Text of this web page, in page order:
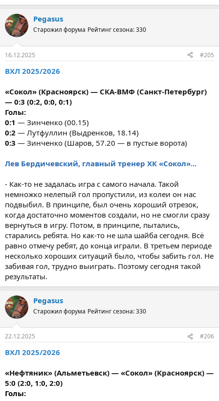
Pegasus
Старожил форума Рейтинг сезона: 330
16.12.2025 #205
ВХЛ 2025/2026
«Сокол» (Красноярск) — СКА-ВМФ (Санкт-Петербург)
— 0:3 (0:2, 0:0, 0:1)
Голы:
0:1 — Зинченко (00.15)
0:2 — Лутфуллин (Выдренков, 18.14)
0:3 — Зинченко (Шаров, 57.20 — в пустые ворота)
Лев Бердичевский, главный тренер ХК «Сокол»...
- Как-то не задалась игра с самого начала. Такой
немножко нелепый гол пропустили, из колеи он нас
подвыбил. В принципе, был очень хороший отрезок,
когда достаточно моментов создали, но не смогли сразу
вернуться в игру. Потом, в принципе, пытались,
старались ребята. Но как-то не шла шайба сегодня. Всё
равно отмечу ребят, до конца играли. В третьем периоде
несколько хороших ситуаций было, чтобы забить гол. Не
забивая гол, трудно выиграть. Поэтому сегодня такой
результаты.
Pegasus
Старожил форума Рейтинг сезона: 330
22.12.2025 #206
ВХЛ 2025/2026
«Нефтяник» (Альметьевск) — «Сокол» (Красноярск) —
5:0 (2:0, 1:0, 2:0)
Голы: